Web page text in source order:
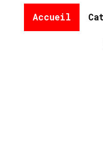
Accueil